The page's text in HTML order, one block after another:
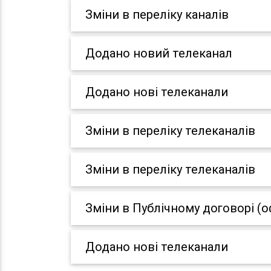
Зміни в переліку каналів
Додано новий телеканал
Додано нові телеканали
Зміни в переліку телеканалів
Зміни в переліку телеканалів
Зміни в Публічному договорі
Додано нові телеканали